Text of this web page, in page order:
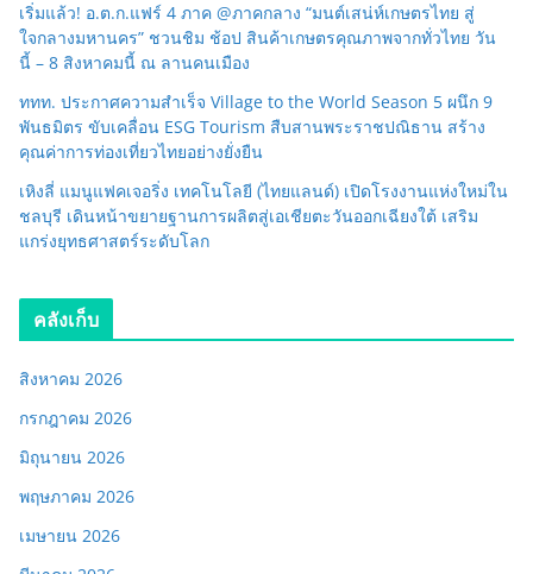
เริ่มแล้ว! อ.ต.ก.แฟร์ 4 ภาค @ภาคกลาง “มนต์เสน่ห์เกษตรไทย สู่
ใจกลางมหานคร” ชวนชิม ช้อป สินค้าเกษตรคุณภาพจากทั่วไทย วัน
นี้ – 8 สิงหาคมนี้ ณ ลานคนเมือง
ททท. ประกาศความสำเร็จ Village to the World Season 5 ผนึก 9
พันธมิตร ขับเคลื่อน ESG Tourism สืบสานพระราชปณิธาน สร้าง
คุณค่าการท่องเที่ยวไทยอย่างยั่งยืน
เหิงลี่ แมนูแฟคเจอริ่ง เทคโนโลยี (ไทยแลนด์) เปิดโรงงานแห่งใหม่ใน
ชลบุรี เดินหน้าขยายฐานการผลิตสู่เอเชียตะวันออกเฉียงใต้ เสริม
แกร่งยุทธศาสตร์ระดับโลก
คลังเก็บ
สิงหาคม 2026
กรกฎาคม 2026
มิถุนายน 2026
พฤษภาคม 2026
เมษายน 2026